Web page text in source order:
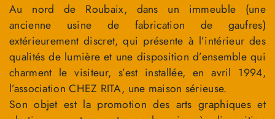
Au nord de Roubaix, dans un immeuble (une
ancienne usine de fabrication de gaufres)
extérieurement discret, qui présente à l’intérieur des
qualités de lumière et une disposition d’ensemble qui
charment le visiteur, s’est installée, en avril 1994,
l’association CHEZ RITA, une maison sérieuse.
Son objet est la promotion des arts graphiques et